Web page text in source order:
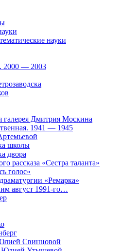
науки
2000 — 2003
галерея Дмитрия Москина
1941 — 1945
школы
двора
рассказа «Сестра таланта»
голос»
«Ремарка»
август 1991-го…
Свинцовой